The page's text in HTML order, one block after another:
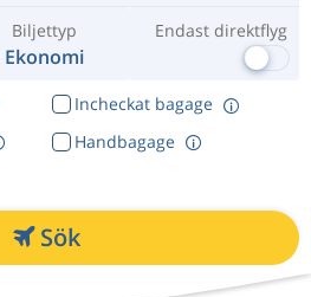
Biljettyp
Ekonomi
Endast direktflyg
Incheckat bagage
Handbagage
Sök